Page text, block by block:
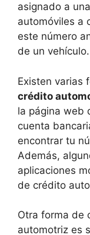
asignado a
automóviles a
este número
de un vehículo.
Existen varias
crédito
la página web
cuenta
encontrar tu
Además,
aplicaciones
de crédito
Otra forma de
automotriz es